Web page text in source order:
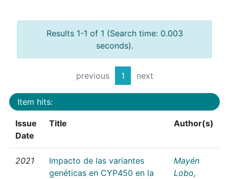
Results 1-1 of 1 (Search time: 0.003
seconds).
previous 1 next
Item hits:
Issue
Date
Title Author(s)
2021
Impacto de las variantes
genéticas en CYP450 en la
Mayén
Lobo,